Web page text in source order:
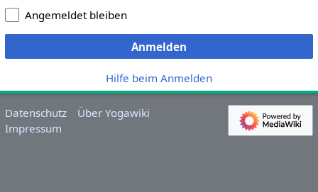
Angemeldet bleiben
Anmelden
Hilfe beim Anmelden
Datenschutz
Über Yogawiki
Impressum